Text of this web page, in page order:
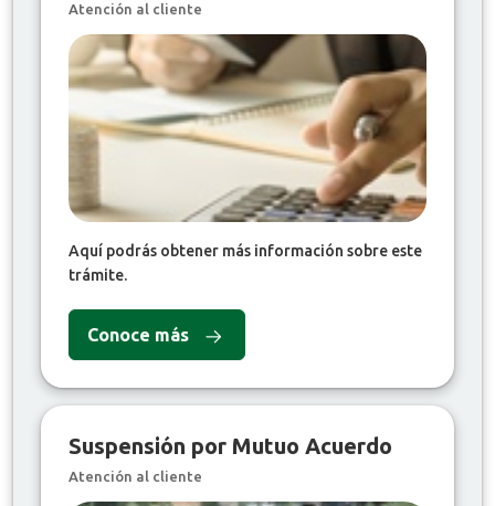
Atención al cliente
Aquí podrás obtener más información sobre este
trámite.
Conoce más
Suspensión por Mutuo Acuerdo
Atención al cliente